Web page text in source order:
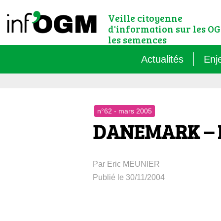
Veille citoyenne
d'information sur les
les semences
Actualités
n°62 - mars 2005
DANEMARK
Par Eric MEUNIER
Publié le 30/11/2004